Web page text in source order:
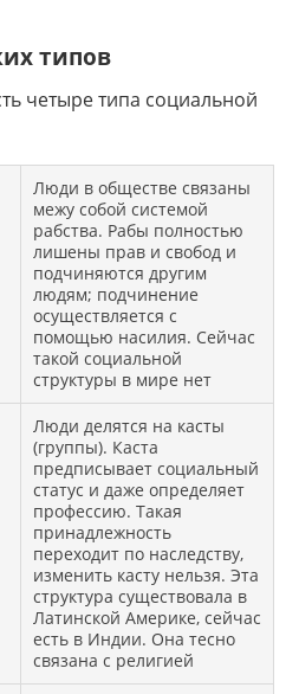
типов
четыре типа социальной
Люди в обществе связаны
межу собой системой
рабства. Рабы полностью
лишены прав и свобод и
подчиняются другим
людям; подчинение
осуществляется с
помощью насилия. Сейчас
такой социальной
структуры в мире нет
Люди делятся на касты
(группы). Каста
предписывает социальный
статус и даже определяет
профессию. Такая
принадлежность
переходит по наследству,
изменить касту нельзя. Эта
структура существовала в
Латинской Америке, сейчас
есть в Индии. Она тесно
связана с религией